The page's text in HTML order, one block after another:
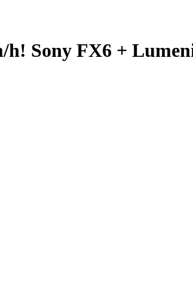
h! Sony FX6 +